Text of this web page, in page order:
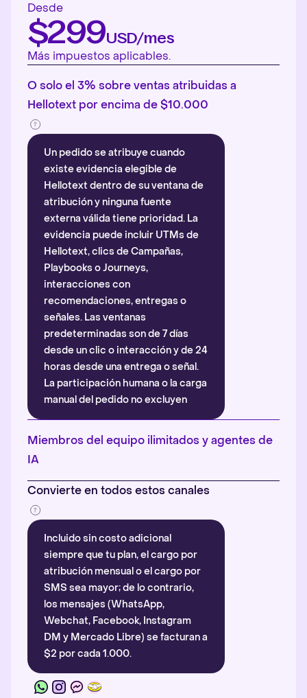
Desde
$299USD/mes
Más impuestos aplicables.
O solo el 3% sobre ventas atribuidas a
Hellotext por encima de $10.000
Un pedido se atribuye cuando
existe evidencia elegible de
Hellotext dentro de su ventana de
atribución y ninguna fuente
externa válida tiene prioridad. La
evidencia puede incluir UTMs de
Hellotext, clics de Campañas,
Playbooks o Journeys,
interacciones con
recomendaciones, entregas o
señales. Las ventanas
predeterminadas son de 7 días
desde un clic o interacción y de 24
horas desde una entrega o señal.
La participación humana o la carga
manual del pedido no excluyen
automáticamente la atribución.
Más información
Miembros del equipo ilimitados y agentes de
IA
Convierte en todos estos canales
Incluido sin costo adicional
siempre que tu plan, el cargo por
atribución mensual o el cargo por
SMS sea mayor; de lo contrario,
los mensajes (WhatsApp,
Webchat, Facebook, Instagram
DM y Mercado Libre) se facturan a
$2 por cada 1.000.